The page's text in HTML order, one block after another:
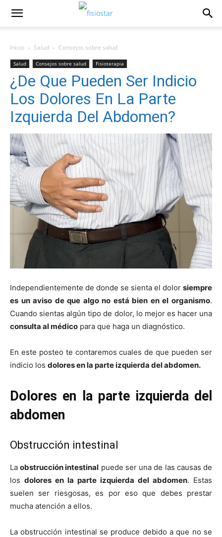
Inicio Salud Consejos sobre salud
Salud Consejos sobre salud Fisioterapia
¿De Que Pueden Ser Indicio
Los Dolores En La Parte
Izquierda Del Abdomen?
Independientemente de donde se sienta el dolor siempre
es un aviso de que algo no está bien en el organismo.
Cuando sientas algún tipo de dolor, lo mejor es hacer una
consulta al médico para que haga un diagnóstico.
En este posteo te contaremos cuales de que pueden ser
indicio los dolores en la parte izquierda del abdomen.
Dolores en la parte izquierda del
abdomen
Obstrucción intestinal
Laobstrucción intestinal puede ser una de las causas de
los dolores en la parte izquierda del abdomen. Estas
suelen ser riesgosas, es por eso que debes prestar
mucha atención a ellos.
La obstrucción intestinal se produce debido a que no se